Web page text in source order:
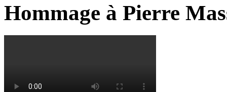
Hommage à Pierre